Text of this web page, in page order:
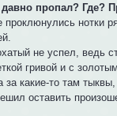
пропал? Где?
проклюнулись нотки
не успел, ведь
гривой и с
за какие-то там
оставить